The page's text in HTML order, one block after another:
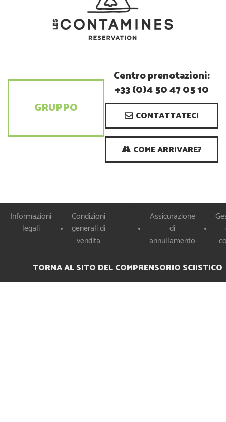
GRUPPO
Centro prenotazioni:
+33 (0)4 50 47 05 10
CONTATTATECI
COME ARRIVARE?
Informazioni
legali
Condizioni
generali di
vendita
partner
Assicurazione
di
annullamento
TORNA AL SITO DEL COMPRENSORIO SCIISTICO